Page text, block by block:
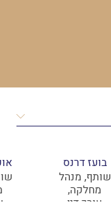
בועז דרנס
שותף, מנהל
מחלקה,